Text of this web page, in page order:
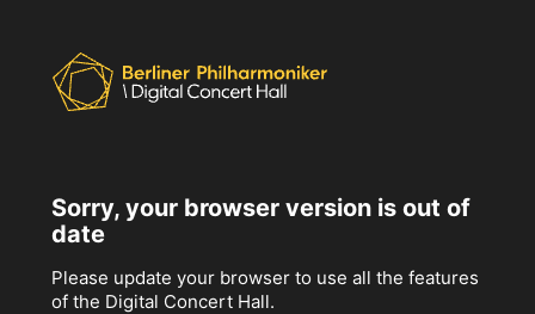
Sorry, your browser version is out of
date
Please update your browser to use all the features
of the Digital Concert Hall.